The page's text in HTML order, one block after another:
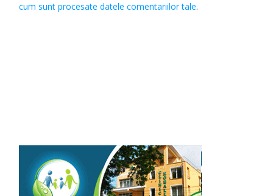
cum sunt procesate datele comentariilor tale.